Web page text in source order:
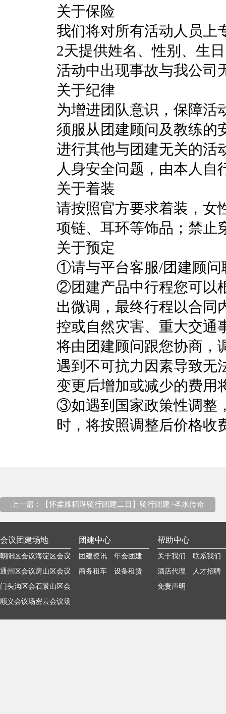
关于保险
我们将对所有活动人员上
2天提供姓名、性别、生
活动中出现事故与我公司
关于纪律
为增进团队意识，保障活
须服从团建顾问及教练的
进行其他与团建无关的活
人身安全问题，由本人自
关于着装
请按照官方要求着装，女
项链、耳环等饰品；禁止
关于预定
①请与平台客服/团建顾问
②团建产品中行程您可以
出微调，最终行程以合同
控或自然灾害、重大交通
将由团建顾问跟您协商，
遇到不可抗力因素导致无
变更后增加或减少的费用
③如遇到国家政策性调整
时，将按照调整后价格收
上一篇：【怀柔雁栖湖骑行团建二日】骑行团建+圣水传奇
会议团建场地
朝阳区会议
场地
海淀区会议
场地
通州区会议
场地
房山区会议
场地
门头沟区会
议场地
石景山区会
议场地
顺义会议场密云会议场
团建中心
团建资讯
年会团建
商务租车
设备租赁
帮助中心
关于我们
联系我们
酒店代理
人才招聘
免责声明